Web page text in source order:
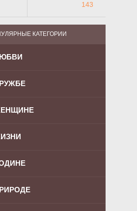
143
КАТЕГОРИИ